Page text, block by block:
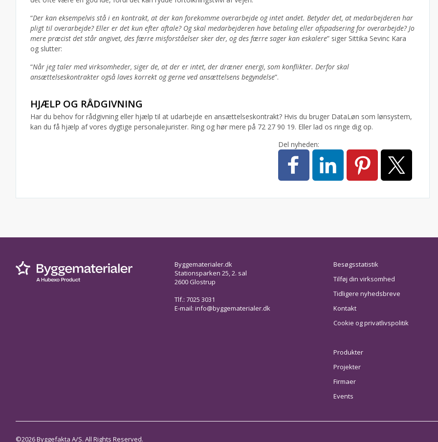
“Der kan eksempelvis stå i en kontrakt, at der kan forekomme overarbejde og intet andet. Betyder det, at medarbejderen har
pligt til overarbejde? Eller er det kun efter aftale? Og skal medarbejderen have betaling eller afspadsering for overarbejde? Jo
mere præcist det står angivet, des færre misforståelser sker der, og des færre sager kan eskalere” siger Sittika Sevinc Kara
og slutter:
“Når jeg taler med virksomheder, siger de, at der er intet, der dræner energi, som konflikter. Derfor skal
ansættelseskontrakter også laves korrekt og gerne ved ansættelsens begyndelse”.
HJÆLP OG RÅDGIVNING
Har du behov for rådgivning eller hjælp til at udarbejde en ansættelseskontrakt? Hvis du bruger DataLøn som lønsystem,
kan du få hjælp af vores dygtige personalejurister. Ring og hør mere på 72 27 90 19. Eller lad os ringe dig op.
Del nyheden:
Byggematerialer.dk
Stationsparken 25, 2. sal
2600 Glostrup
Tlf.: 7025 3031
E-mail: info@byggematerialer.dk
Besøgsstatistik
Tilføj din virksomhed
Tidligere nyhedsbreve
Kontakt
Cookie og privatlivspolitik
Produkter
Projekter
Firmaer
Events
©2026 Byggefakta A/S. All Rights Reserved.